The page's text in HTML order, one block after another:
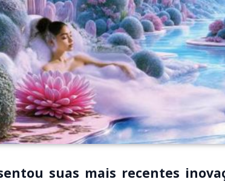
suas mais recentes